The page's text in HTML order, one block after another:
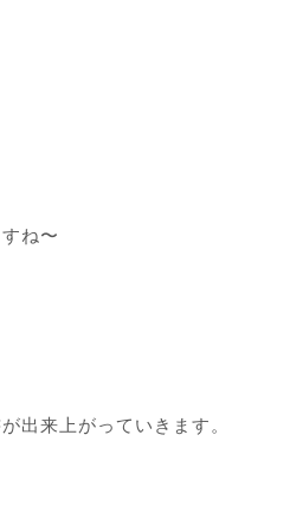
ね〜
出来上がっていきます。